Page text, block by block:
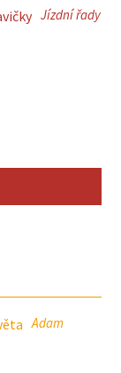
Jízdní řady
Adam